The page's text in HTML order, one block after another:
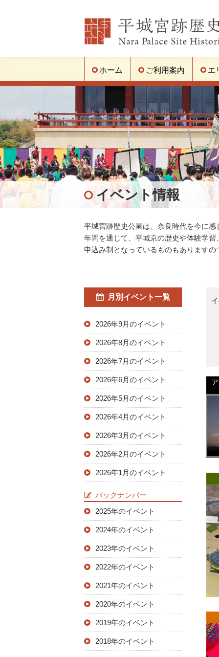
ホーム ご利用案内 エ
イベント情報
平城宮跡歴史公園は、奈良時代を今に
年間を通じて、平城京の歴史や体験学
申込み制となっているものもあります
月別イベント一覧
2026年9月のイベント
2026年8月のイベント
2026年7月のイベント
2026年6月のイベント
2026年5月のイベント
2026年4月のイベント
2026年3月のイベント
2026年2月のイベント
2026年1月のイベント
バックナンバー
2025年のイベント
2024年のイベント
2023年のイベント
2022年のイベント
2021年のイベント
2020年のイベント
2019年のイベント
2018年のイベント